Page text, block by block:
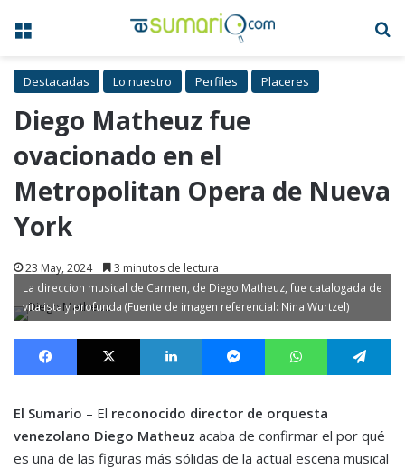
Menú
Destacadas Lo nuestro Perfiles Placeres
Diego Matheuz fue
ovacionado en el
Metropolitan Opera de Nueva
York
23 May, 2024 3 minutos de lectura
La direccion musical de Carmen, de Diego Matheuz, fue catalogada de
vitalista y profunda (Fuente de imagen referencial: Nina Wurtzel)
Facebook X LinkedIn MessengerWhatsApp
El Sumario – El reconocido director de orquesta
venezolano Diego Matheuz acaba de confirmar el por qué
es una de las figuras más sólidas de la actual escena musical